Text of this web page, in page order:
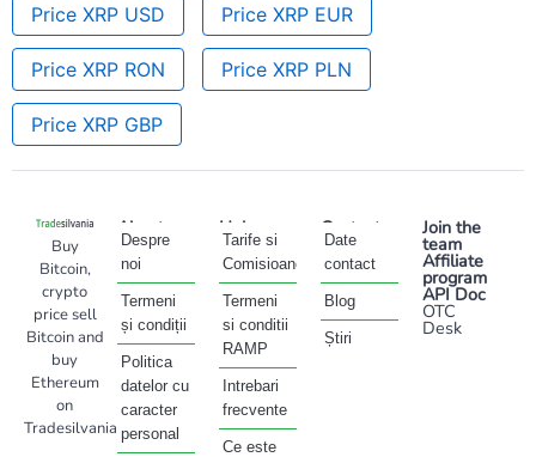
Price XRP USD Price XRP EUR
Price XRP RON Price XRP PLN
Price XRP GBP
Buy
Bitcoin,
crypto
price sell
Bitcoin and
buy
Ethereum
on
Tradesilvania
About
Despre
noi
Termeni
și condiții
Politica
datelor cu
caracter
personal
Help
Tarife si
Comisioane
Termeni
si conditii
RAMP
Intrebari
frecvente
Ce este
Contact
Date
contact
Blog
Știri
Join the
team
Affiliate
program
API Doc
OTC
Desk